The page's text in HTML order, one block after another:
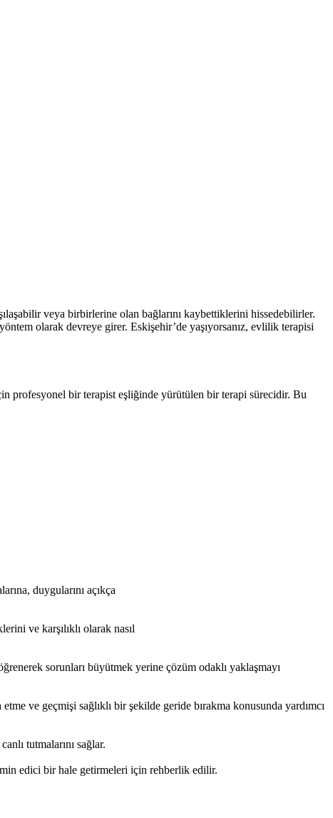
veya birbirlerine olan bağlarını kaybettiklerini hissedebilirler.
olarak devreye girer. Eskişehir’de yaşıyorsanız, evlilik terapisi
profesyonel bir terapist eşliğinde yürütülen bir terapi sürecidir. Bu
duygularını açıkça
ve karşılıklı olarak nasıl
sorunları büyütmek yerine çözüm odaklı yaklaşmayı
ve geçmişi sağlıklı bir şekilde geride bırakma konusunda yardımcı
tutmalarını sağlar.
edici bir hale getirmeleri için rehberlik edilir.